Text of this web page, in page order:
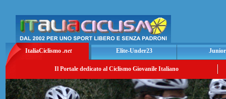
ItaliaCiclismo .net Elite-Under23
Il Portale dedicato al Ciclismo Giovanile Italiano